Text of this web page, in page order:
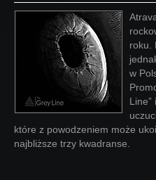
roku.
w
które z powodzeniem może
najbliższe trzy kwadranse.